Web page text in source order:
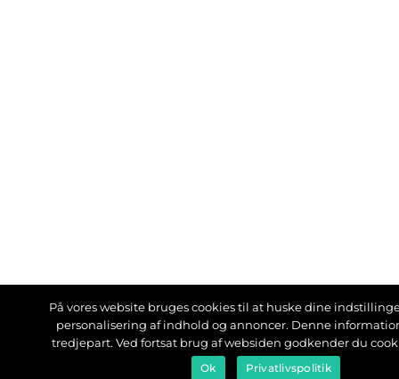
På vores website bruges cookies til at huske dine
personalisering af indhold og annoncer. Denne
tredjepart. Ved fortsat brug af websiden godkender du
Ok Privatlivspolitik